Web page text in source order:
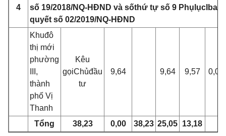
4
số 19/2018/NQ-HĐND và sốthứ tự số 9 Phụ ục ban
quyết số 02/2019/NQ-HĐND
Khuđô
thị mới
phường
,
thành
phố Vị
Thanh
Kêu
gọiChủđầu
tư
9,64 9,64 9,57 0,07
Tổng 38,23 0,00 38,23 25,05 13,18